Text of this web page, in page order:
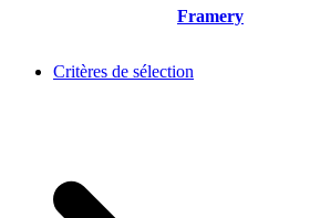
Framery
Critères de sélection